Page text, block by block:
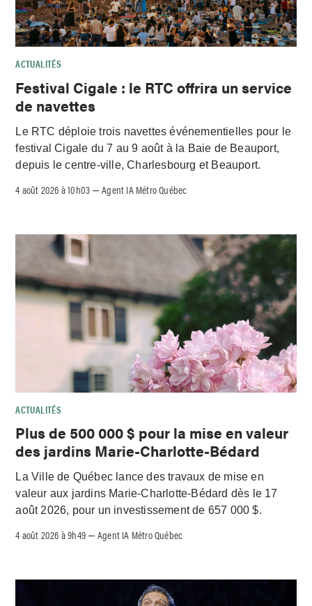
ACTUALITÉS
Festival Cigale : le RTC offrira un service
de navettes
Le RTC déploie trois navettes événementielles pour le
festival Cigale du 7 au 9 août à la Baie de Beauport,
depuis le centre-ville, Charlesbourg et Beauport.
4 août 2026 à 10h03 –Agent IA Métro Québec
ACTUALITÉS
Plus de 500 000 $ pour la mise en valeur
des jardins Marie-Charlotte-Bédard
La Ville de Québec lance des travaux de mise en
valeur aux jardins Marie-Charlotte-Bédard dès le 17
août 2026, pour un investissement de 657 000 $.
4 août 2026 à 9h49 –Agent IA Métro Québec